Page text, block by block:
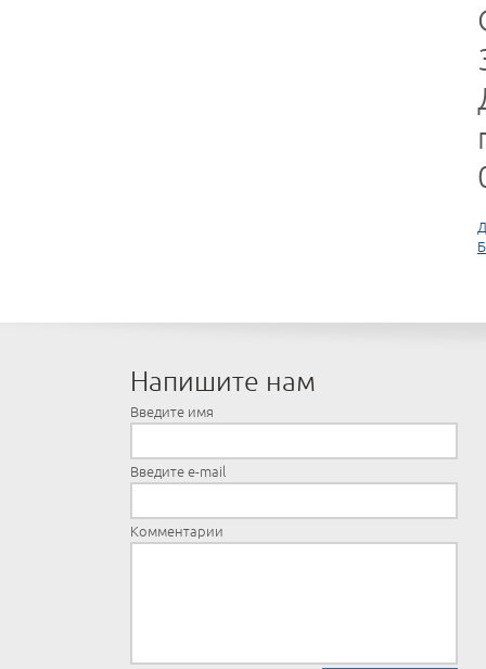
Напишите нам
Введите имя
Введите e-mail
Комментарии